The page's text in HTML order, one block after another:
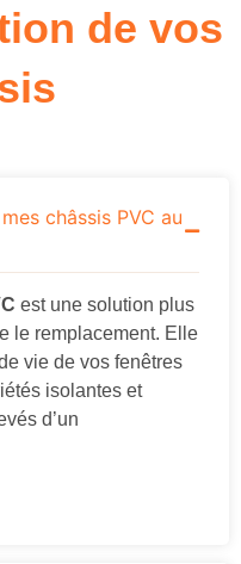
de vos
châssis PVC au
est une solution plus
le remplacement. Elle
vie de vos fenêtres
isolantes et
d’un